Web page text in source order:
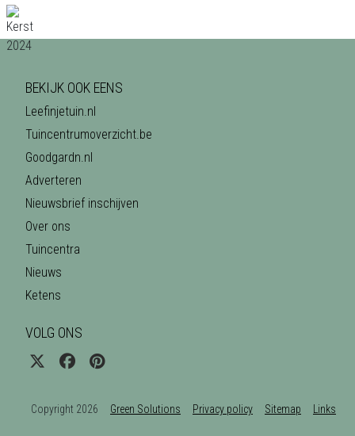
BEKIJK OOK EENS
Leefinjetuin.nl
Tuincentrumoverzicht.be
Goodgardn.nl
Adverteren
Nieuwsbrief inschijven
Over ons
Tuincentra
Nieuws
Ketens
VOLG ONS
Copyright 2026 Green Solutions Privacy policy Sitemap Links